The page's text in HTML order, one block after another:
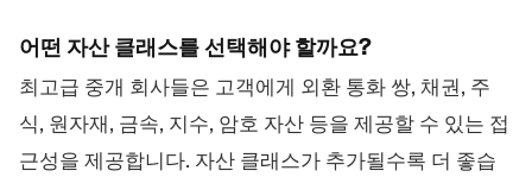
어떤 자산 클래스를 선택해야 할까요?
최고급 중개 회사들은 고객에게 외환 통화 쌍, 채권, 주
식, 원자재, 금속, 지수, 암호 자산 등을 제공할 수 있는 접
근성을 제공합니다. 자산 클래스가 추가될수록 더 좋습